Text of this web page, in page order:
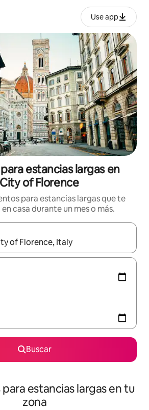
Use app
estancias largas en
of Florence
para estancias largas que te
casa durante un mes o más.
estén disponibles, podrás navegar
Buscar
estancias largas en tu
zona